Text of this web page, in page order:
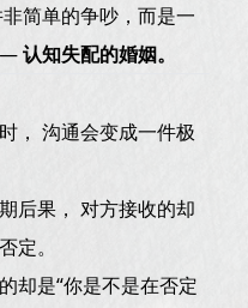
简单的争吵，而是一
认知失配的婚姻。
， 沟通会变成一件极
后果， 对方接收的却
定。
却是“你是不是在否定